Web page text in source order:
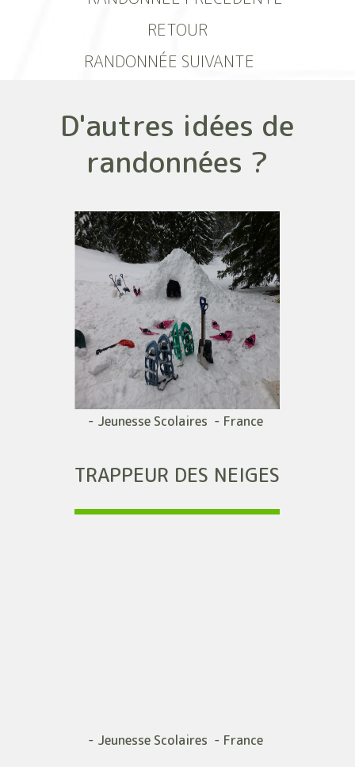
RETOUR
RANDONNÉE SUIVANTE
D'autres idées de
randonnées ?
- Jeunesse Scolaires - France
TRAPPEUR DES NEIGES
- Jeunesse Scolaires - France